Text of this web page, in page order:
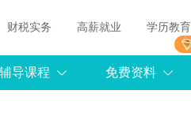
财税实务 高薪就业 学历教育
辅导课程 免费资料